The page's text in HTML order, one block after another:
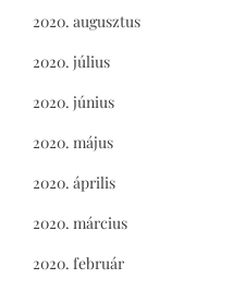
2020. augusztus
2020. július
2020. június
2020. május
2020. április
2020. március
2020. február